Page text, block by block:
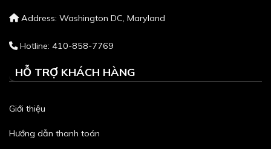
Address: Washington DC, Maryland
Hotline: 410-858-7769
HỖ TRỢ KHÁCH HÀNG
Giới thiệu
Hướng dẫn thanh toán